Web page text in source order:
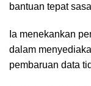
bantuan tepat
Ia menekankan
dalam
pembaruan data